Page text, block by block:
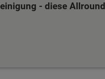
- diese